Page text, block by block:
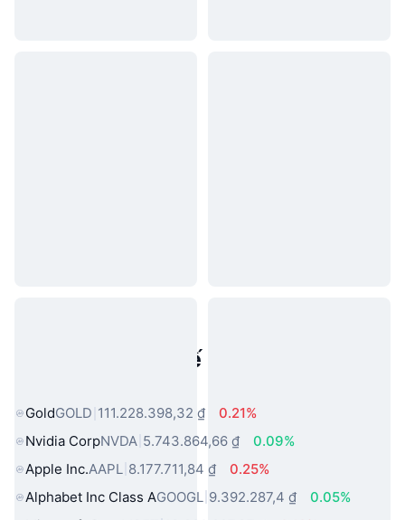
Tài sản trong thế giới thực phổ
GoldGOLD 111.228.398,32 ₫
0.21%
Nvidia CorpNVDA 5.743.864,66 ₫
0.09%
Apple Inc.AAPL 8.177.711,84 ₫
0.25%
Alphabet Inc Class AGOOGL 9.392.287,4 ₫
0.05%